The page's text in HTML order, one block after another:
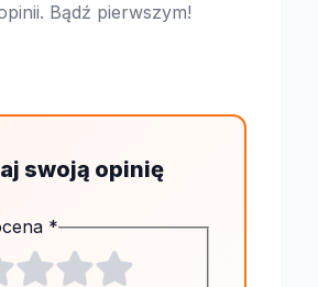
Bądź pierwszym!
swoją opinię
*